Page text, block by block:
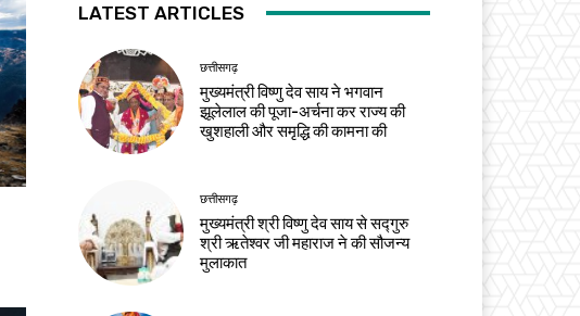
LATEST ARTICLES
छत्तीसगढ़
मुख्यमंत्री विष्णु देव साय ने भगवान
झूलेलाल की पूजा-अर्चना कर राज्य की
खुशहाली और समृद्धि की कामना की
छत्तीसगढ़
मुख्यमंत्री श्री विष्णु देव साय से सद्गुरु
श्री ऋतेश्वर जी महाराज ने की सौजन्य
मुलाकात